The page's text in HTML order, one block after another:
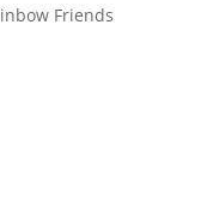
Friends